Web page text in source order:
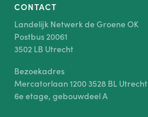
CONTACT
Landelijk Netwerk de Groene OK
Postbus 20061
3502 LB Utrecht
Bezoekadres
Mercatorlaan 1200 3528 BL Utrecht
6e etage, gebouwdeel A